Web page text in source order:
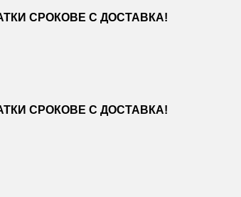
СРОКОВЕ С ДОСТАВКА!
СРОКОВЕ С ДОСТАВКА!